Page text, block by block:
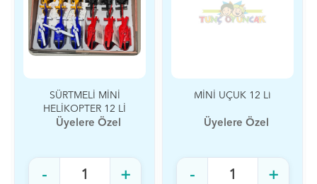
SÜRTMELİ MİNİ
HELİKOPTER 12 Lİ
Üyelere Özel
- +
MİNİ UÇUK 12 Lİ
Üyelere Özel
- +